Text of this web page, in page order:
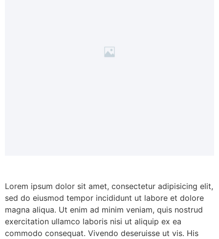
Lorem ipsum dolor sit amet, consectetur adipisicing elit,
sed do eiusmod tempor incididunt ut labore et dolore
magna aliqua. Ut enim ad minim veniam, quis nostrud
exercitation ullamco laboris nisi ut aliquip ex ea
commodo consequat. Vivendo deseruisse ut vis. His